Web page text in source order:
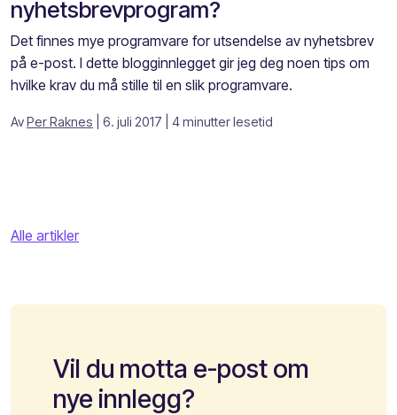
nyhetsbrevprogram?
Det finnes mye programvare for utsendelse av nyhetsbrev
på e-post. I dette blogginnlegget gir jeg deg noen tips om
hvilke krav du må stille til en slik programvare.
AvPer Raknes | 6. juli 2017 | 4 minutter lesetid
Alle artikler
Vil du motta e-post om
nye innlegg?